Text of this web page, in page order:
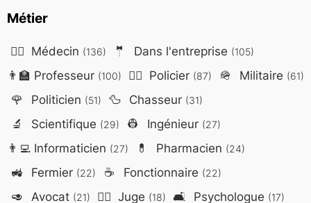
Métier
👨‍⚕️ Médecin (136) 🤵 Dans l'entreprise (105)
👨‍🏫 Professeur (100) 👮‍♂️ Policier (87) 🪖 Militaire (61)
🌹 Politicien (51) 🦆 Chasseur (31)
🔬 Scientifique (29) 👷 Ingénieur (27)
👨‍💻Informaticien (27) 💊 Pharmacien (24)
🚜 Fermier (22) ☕ Fonctionnaire (22)
🥑 Avocat (21) 👨‍⚖️ Juge (18) 🛋️ Psychologue (17)